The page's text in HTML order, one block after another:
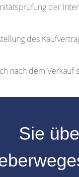
der
des
nach dem Verkauf
Sie